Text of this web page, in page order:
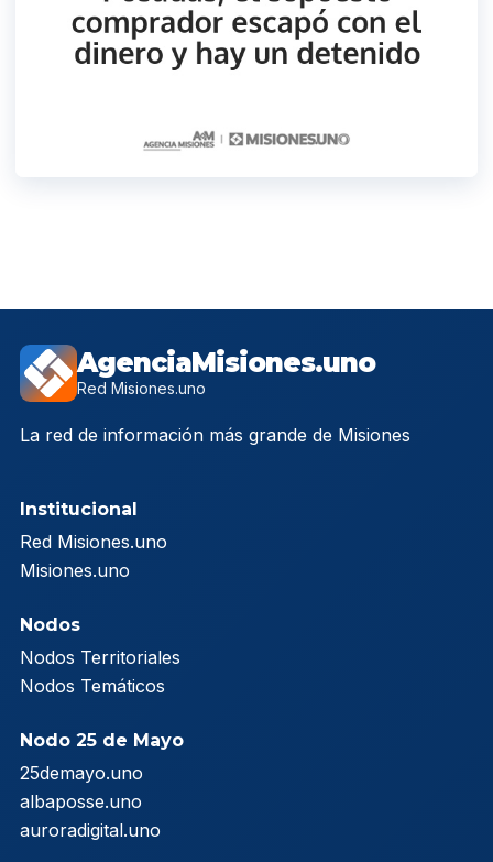
AgenciaMisiones.uno
Red Misiones.uno
La red de información más grande de Misiones
Institucional
Red Misiones.uno
Misiones.uno
Nodos
Nodos Territoriales
Nodos Temáticos
Nodo 25 de Mayo
25demayo.uno
albaposse.uno
auroradigital.uno